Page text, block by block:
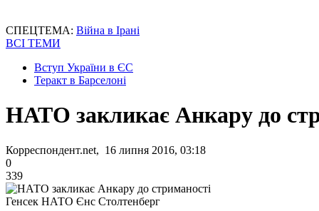
СПЕЦТЕМА: Війна в Ірані
ВСІ ТЕМИ
Вступ України в ЄС
Теракт в Барселоні
НАТО закликає Анкару до
Корреспондент.net, 16 липня 2016, 03:18
0
339
Генсек НАТО Єнс Столтенберг